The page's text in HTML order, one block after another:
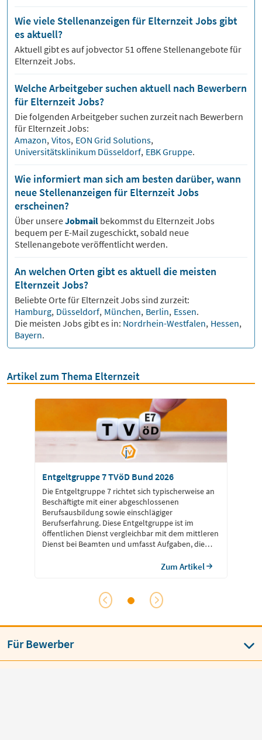
Wie viele Stellenanzeigen für Elternzeit Jobs gibt
es aktuell?
Aktuell gibt es auf jobvector51 offene Stellenangebote für
Elternzeit Jobs.
Welche Arbeitgeber suchen aktuell nach Bewerbern
für Elternzeit Jobs?
Die folgenden Arbeitgeber suchen zurzeit nach Bewerbern
für ElternzeitJobs:
Amazon, Vitos, EON Grid Solutions,
Universitätsklinikum Düsseldorf, EBK Gruppe.
Wie informiert man sich am besten darüber, wann
neue Stellenanzeigen für Elternzeit Jobs
erscheinen?
Über unsereJobmail bekommst du ElternzeitJobs
bequem per E-Mail zugeschickt, sobald neue
Stellenangebote veröffentlicht werden.
An welchen Orten gibt es aktuell die meisten
Elternzeit Jobs?
Beliebte Orte für ElternzeitJobs sind zurzeit:
Hamburg, Düsseldorf, München, Berlin, Essen.
Die meisten Jobs gibt es in: Nordrhein-Westfalen, Hessen,
Bayern.
Artikel zum Thema Elternzeit
Entgeltgruppe 7 TVöD Bund 2026
Die Entgeltgruppe 7 richtet sich typischerweise an
Beschäftigte mit einer abgeschlossenen
Berufsausbildung sowie einschlägiger
Berufserfahrung. Diese Entgeltgruppe ist im
öffentlichen Dienst vergleichbar mit dem mittleren
Dienst bei Beamten und umfasst Aufgaben, die
erfordern. Beschäftigte in E 7 übernehmen häufig
Routineaufgaben hinausgehen.
Zum Artikel
Für Bewerber